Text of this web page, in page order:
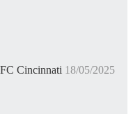
18/05/2025